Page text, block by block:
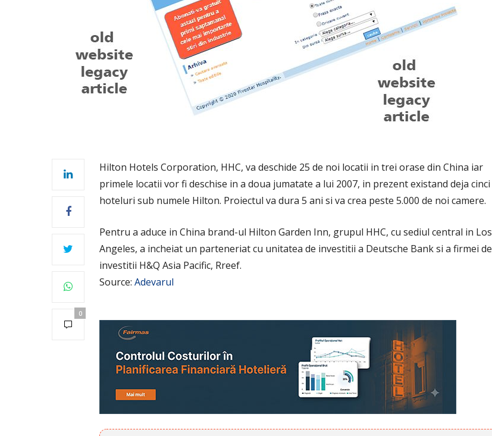
0
Hilton Hotels Corporation, HHC, va deschide 25 de noi locatii in trei orase din China iar
primele locatii vor fi deschise in a doua jumatate a lui 2007, in prezent existand deja cinci
hoteluri sub numele Hilton. Proiectul va dura 5 ani si va crea peste 5.000 de noi camere.
Pentru a aduce in China brand-ul Hilton Garden Inn, grupul HHC, cu sediul central in Los
Angeles, a incheiat un parteneriat cu unitatea de investitii a Deutsche Bank si a firmei de
investitii H&Q Asia Pacific, Rreef.
Source: Adevarul